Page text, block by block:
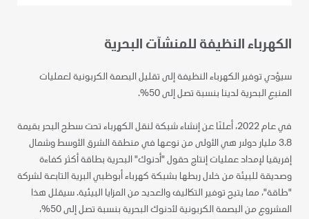
الكهرباء النظيفة للمنشآت البحرية
سيؤدي توفير الكهرباء النظيفة إلى تقليل البصمة الكربونية لعمليات
المنبع البحرية لدينا بنسبة تصل إلى 50%.
في عام 2022، أعلنَا عن إنشاء شبكة لنقل الكهرباء تحت سطح البحر بقيمة
3.8 مليار دولار هي الأولى من نوعها في منطقة الشرق الأوسط وشمال
إفريقيا لإمداد عمليات إنتاج حقول "أدنوك" البحرية بطاقة أكثر كفاءة
وصديقة للبيئة من خلال ربطها بشبكة كهرباء أبوظبي البرية التابعة لشركة
"طاقة"، مما يتيح توفير التكاليف والعديد من المزايا البيئية. سيقلل هذا
المشروع من البصمة الكربونية لأدنوك البحرية بنسبة تصل إلى 50%،